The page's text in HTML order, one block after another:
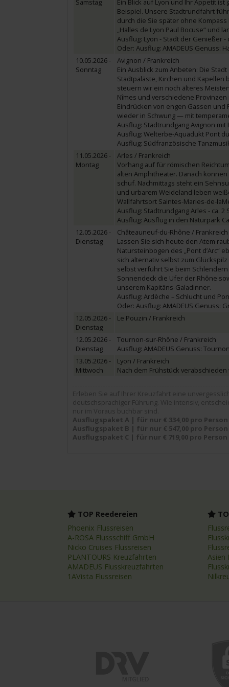
Samstag
Ein Blick auf Lyon und Ihr Appetit
Beispiel. Unsere Stadtrundfahrt
durch die Sie später ohne
„Halles de Lyon Paul Bocuse“ und
Ausflug: Lyon - Stadt der Genießer -
Oder: Ausflug: AMADEUS Genuss:
10.05.2026 -
Sonntag
Avignon / Frankreich
Ein Ausblick zum Anbeten: Die
Stadtpaläste, Kirchen und Kapellen
steuern wir ein noch älteres
Nîmes und verschiedene Provinzen
Eindrücken von engen Gassen
wieder in Schwung — mit
Ausflug: Stadtrundgang Avignon mit
Ausflug: Welterbe-Aquädukt Pont du
Ausflug: Südfranzösische
11.05.2026 -
Montag
Arles / Frankreich
Vorhang auf für römischen
alten Amphitheater. Danach können
schuf. Nachmittags steht ein
und urbarem Weideland leben
Wallfahrtsort Saintes-Maries-de-
Ausflug: Stadtrundgang Arles - ca. 2
Ausflug: Ausflug in den Naturpark
12.05.2026 -
Dienstag
Châteauneuf-du-Rhône / Frankreich
Lassen Sie sich heute den Atem
Natursteinbogen des „Pont d’Arc“
sich alternativ selbst zum
selbst verführt Sie beim
Sonnendeck die Ufer der Rhône
unserem Kapitäns-Galadinner.
Ausflug: Ardèche – Schlucht und
Oder: Ausflug: AMADEUS Genuss:
12.05.2026 -
Dienstag
Le Pouzin / Frankreich
12.05.2026 -
Dienstag
Tournon-sur-Rhône / Frankreich
Ausflug: AMADEUS Genuss:
13.05.2026 -
Mittwoch
Lyon / Frankreich
Nach dem Frühstück
Erleben Sie auf Ihrer Kreuzfahrt eine
deutschsprachiger Führung. Wie intensiv,
nur im Voraus buchbar sind.
Ausflugspaket A | für nur € 334,00 pro Person
Ausflugspaket B | für nur € 547,00 pro Person
Ausflugspaket C | für nur € 719,00 pro Person
TOP Reedereien
Phoenix Flussreisen
A-ROSA Flussschiff GmbH
Nicko Cruises Flussreisen
PLANTOURS Kreuzfahrten
AMADEUS Flusskreuzfahrten
1AVista Flussreisen
Asien